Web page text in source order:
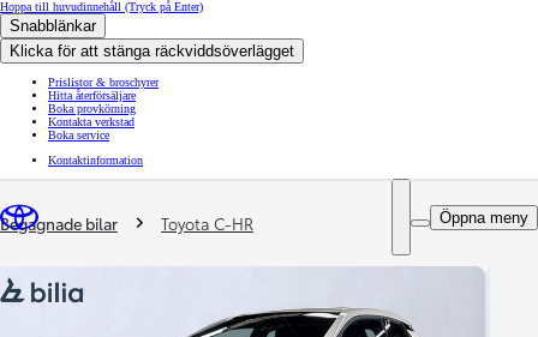
Hoppa till huvudinnehåll (Tryck på Enter)
Snabblänkar
Klicka för att stänga räckviddsöverlägget
Prislistor & broschyrer
Hitta återförsäljare
Boka provkörning
Kontakta verkstad
Boka service
Kontaktinformation
Öppna meny
You are here
Begagnade bilar Toyota C-HR